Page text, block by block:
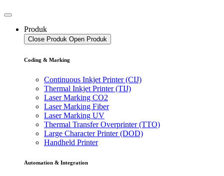
Produk
Close Produk Open Produk
Coding & Marking
Continuous Inkjet Printer (CIJ)
Thermal Inkjet Printer (TIJ)
Laser Marking CO2
Laser Marking Fiber
Laser Marking UV
Thermal Transfer Overprinter (TTO)
Large Character Printer (DOD)
Handheld Printer
Automation & Integration